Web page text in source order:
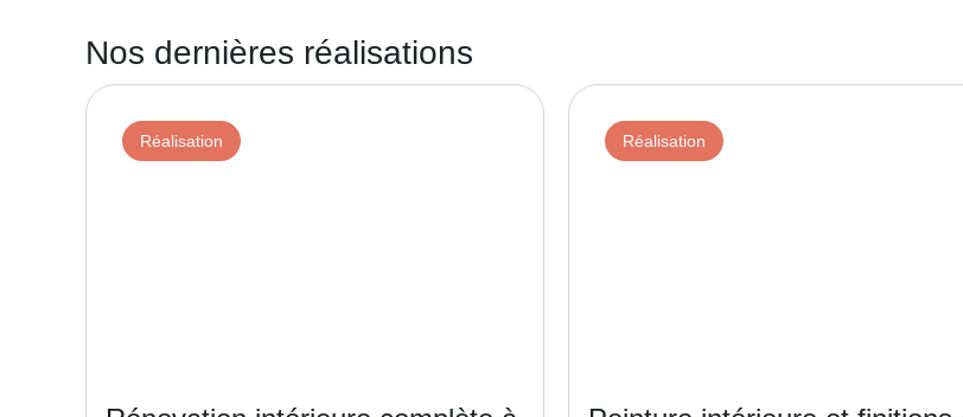
Nos dernières réalisations
Réalisation Réalisation